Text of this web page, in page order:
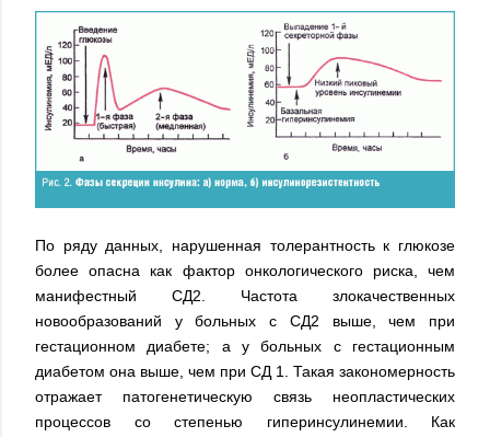
По ряду данных, нарушенная толерантность к глюкозе
более опасна как фактор онкологического риска, чем
манифестный СД2. Частота злокачественных
новообразований у больных с СД2 выше, чем при
гестационном диабете; а у больных с гестационным
диабетом она выше, чем при СД 1. Такая закономерность
отражает патогенетическую связь неопластических
процессов со степенью гиперинсулинемии. Как